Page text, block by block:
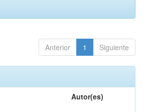
Anterior 1 Siguiente
Autor(es)